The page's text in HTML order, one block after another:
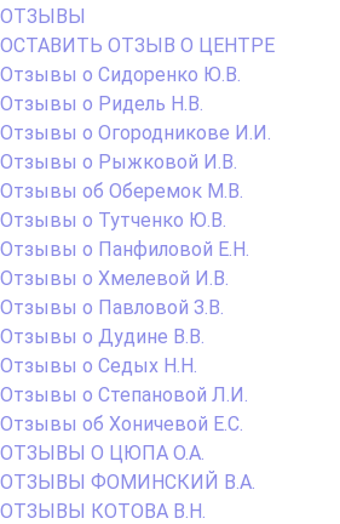
ОТЗЫВЫ
ОСТАВИТЬ ОТЗЫВ О ЦЕНТРЕ
Отзывы о Сидоренко Ю.В.
Отзывы о Ридель Н.В.
Отзывы о Огородникове И.И.
Отзывы о Рыжковой И.В.
Отзывы об Оберемок М.В.
Отзывы о Тутченко Ю.В.
Отзывы о Панфиловой Е.Н.
Отзывы о Хмелевой И.В.
Отзывы о Павловой З.В.
Отзывы о Дудине В.В.
Отзывы о Седых Н.Н.
Отзывы о Степановой Л.И.
Отзывы об Хоничевой Е.С.
ОТЗЫВЫ О ЦЮПА О.А.
ОТЗЫВЫ ФОМИНСКИЙ В.А.
ОТЗЫВЫ КОТОВА В.Н.